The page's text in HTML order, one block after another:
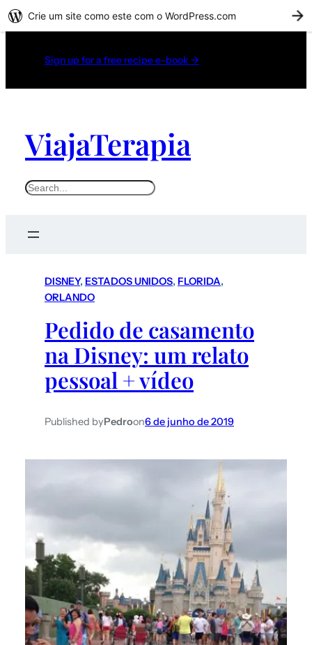
Sign up for a free recipe e-book →
ViajaTerapia
DISNEY, ESTADOS UNIDOS, FLORIDA
ORLANDO
Pedido de casamento
na Disney: um relato
pessoal + vídeo
Published byPedroon6 de junho de 2019
Crie um site como este com o WordPress.com